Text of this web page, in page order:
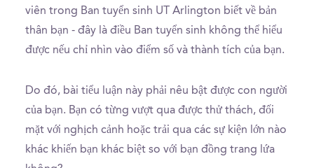
viên trong Ban tuyển sinh UT Arlington biết về bản
thân bạn - đây là điều Ban tuyển sinh không thể hiểu
được nếu chỉ nhìn vào điểm số và thành tích của bạn.
Do đó, bài tiểu luận này phải nêu bật được con người
của bạn. Bạn có từng vượt qua được thử thách, đối
mặt với nghịch cảnh hoặc trải qua các sự kiện lớn nào
khác khiến bạn khác biệt so với bạn đồng trang lứa